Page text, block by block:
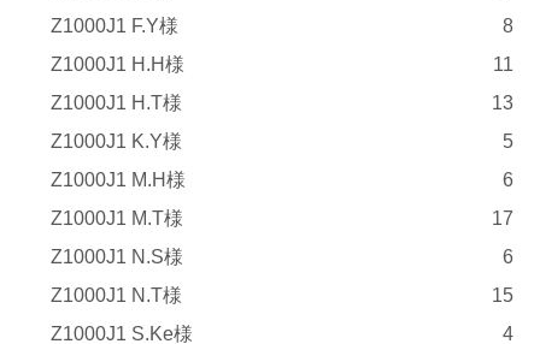
Z1000J1 F.Y様
8
Z1000J1 H.H様
11
Z1000J1 H.T様
13
Z1000J1 K.Y様
5
Z1000J1 M.H様
6
Z1000J1 M.T様
17
Z1000J1 N.S様
6
Z1000J1 N.T様
15
Z1000J1 S.Ke様
4